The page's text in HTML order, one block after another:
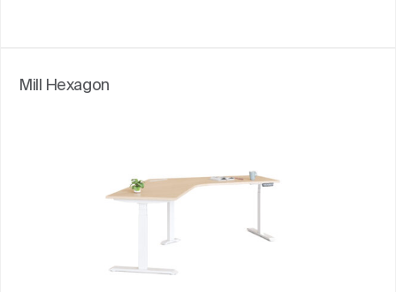
Mill Hexagon